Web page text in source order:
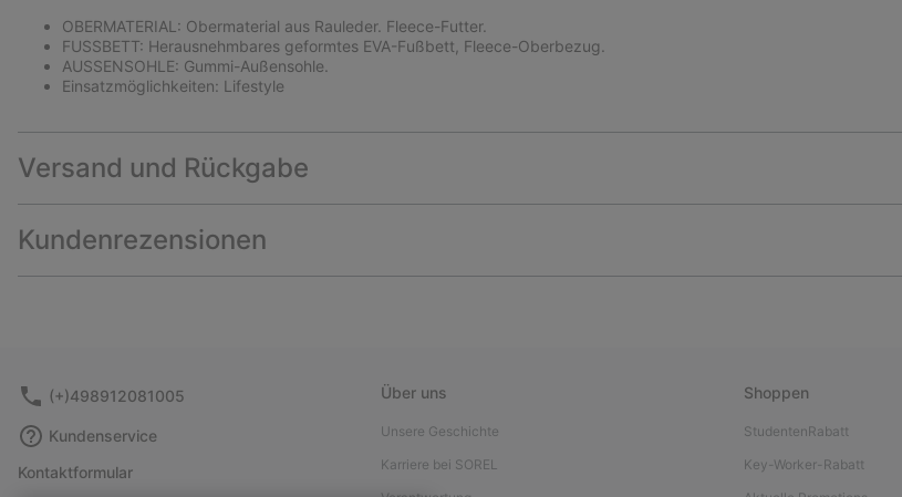
OBERMATERIAL: Obermaterial aus Rauleder. Fleece-Futter.
FUSSBETT: Herausnehmbares geformtes EVA-Fußbett, Fleece-Oberbezug.
AUSSENSOHLE: Gummi-Außensohle.
Einsatzmöglichkeiten: Lifestyle
Versand und Rückgabe
Kundenrezensionen
(+)498912081005
Kundenservice
Kontaktformular
Über uns
Unsere Geschichte
Karriere bei SOREL
Shoppen
StudentenRabatt
Key-Worker-Rabatt